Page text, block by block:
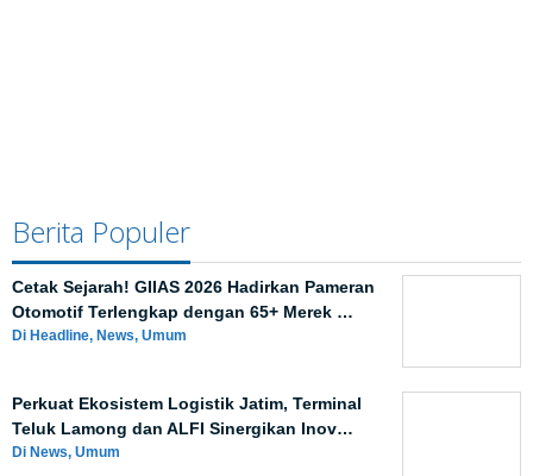
Berita Populer
Cetak Sejarah! GIIAS 2026 Hadirkan Pameran
Otomotif Terlengkap dengan 65+ Merek …
Di Headline, News, Umum
Perkuat Ekosistem Logistik Jatim, Terminal
Teluk Lamong dan ALFI Sinergikan Inov…
Di News, Umum